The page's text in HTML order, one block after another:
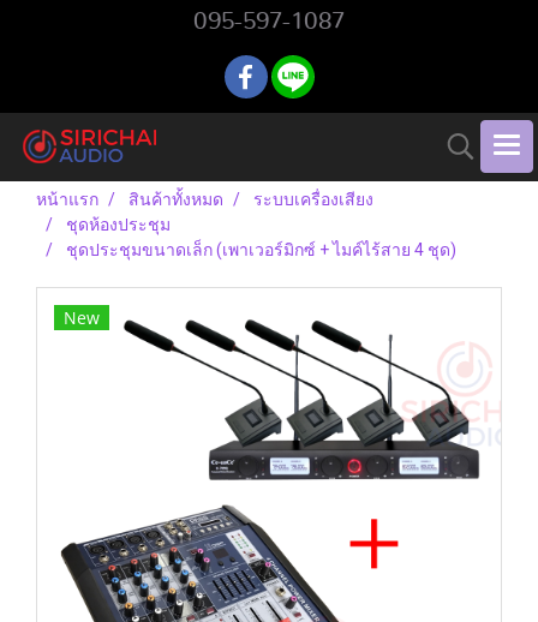
095-597-1087
หน้าแรก สินค้าทั้งหมด
ระบบเครื่องเสียง
ชุดห้องประชุม
ชุดประชุมขนาดเล็ก (เพาเวอร์มิกซ์ + ไมค์ไร้สาย 4 ชุด)
New